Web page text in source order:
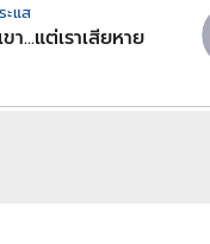
ะแส
า...แต่เราเสียหาย